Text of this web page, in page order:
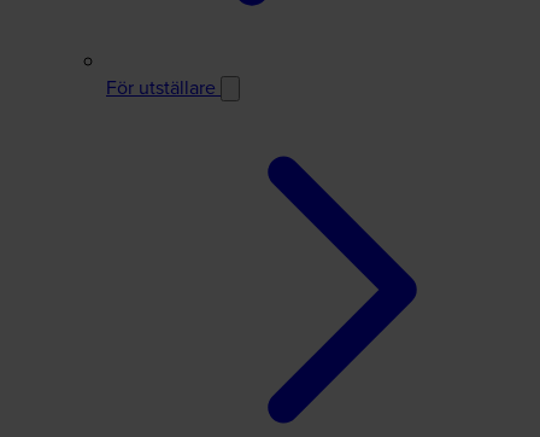
För utställare